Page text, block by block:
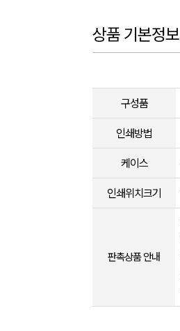
상품 기본정보
구성품
인쇄방법
케이스
인쇄위치크기
판촉상품 안내